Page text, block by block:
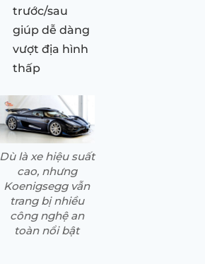
trước/sau
giúp dễ dàng
vượt địa hình
thấp
Dù là xe hiệu suất
cao, nhưng
Koenigsegg vẫn
trang bị nhiều
công nghệ an
toàn nổi bật